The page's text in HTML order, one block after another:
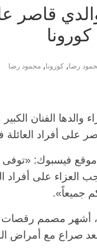
قاصر
رضا, كورونا, محمود رضا
على أفراد
فيسبوك: «توفى
العزاء على أفراد
جميعاً».
أشهر مصمم
ناس وناس
د. نور فرحات فقيه
قضايا الوطن